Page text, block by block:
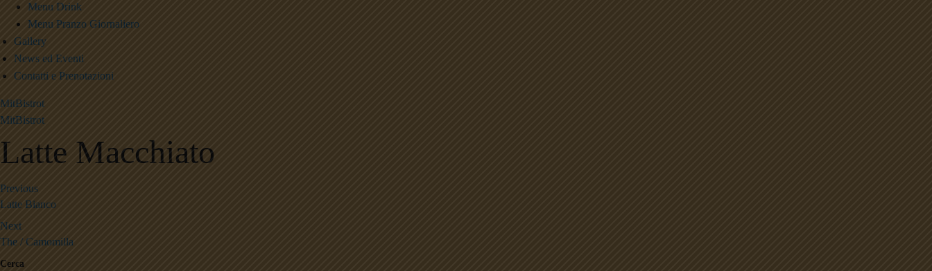
Menu Drink
Menu Pranzo Giornaliero
Gallery
News ed Eventi
Contatti e Prenotazioni
MitBistrot
MitBistrot
Latte Macchiato
Previous
Latte Bianco
Next
The / Camomilla
Cerca